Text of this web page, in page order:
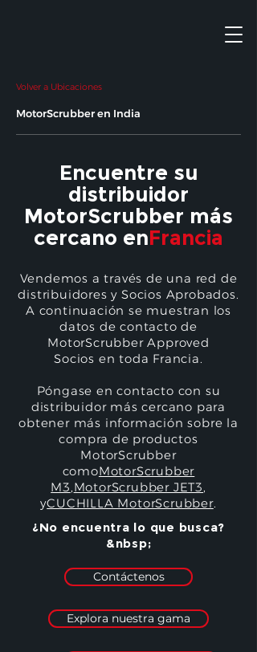
Volver a Ubicaciones
MotorScrubber en India
Encuentre su
distribuidor
MotorScrubber más
cercano enFrancia
Vendemos a través de una red de
distribuidores y Socios Aprobados.
A continuación se muestran los
datos de contacto de
MotorScrubber Approved
Socios en toda Francia.
Póngase en contacto con su
distribuidor más cercano para
obtener más información sobre la
compra de productos
MotorScrubber
comoMotorScrubber
M3,MotorScrubber JET3,
yCUCHILLA MotorScrubber.
¿No encuentra lo que busca?
&nbsp;
Contáctenos
Explora nuestra gama